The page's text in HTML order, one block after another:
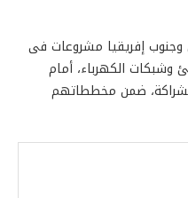
وجنوب إفريقيا مشروعات فى
وشبكات الكهرباء، أمام
ضمن مخططاتهم